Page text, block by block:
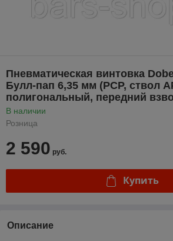
Пневматическая винтовка
Булл-пап 6,35 мм (PCP, ствол
полигональный, передний
В наличии
Розница
2 590 руб.
Купить
Описание